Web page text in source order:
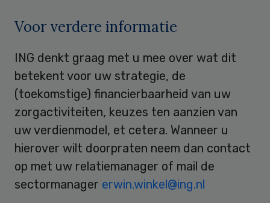
Voor verdere informatie
ING denkt graag met u mee over wat dit
betekent voor uw strategie, de
(toekomstige) financierbaarheid van uw
zorgactiviteiten, keuzes ten aanzien van
uw verdienmodel, et cetera. Wanneer u
hierover wilt doorpraten neem dan contact
op met uw relatiemanager of mail de
sectormanager erwin.winkel@ing.nl